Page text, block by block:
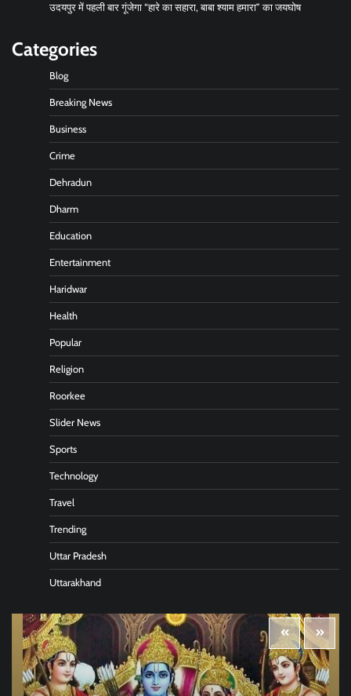
उदयपुर में पहली बार गूंजेगा “हारे का सहारा, बाबा श्याम हमारा” का जयघोष
Categories
Blog
Breaking News
Business
Crime
Dehradun
Dharm
Education
Entertainment
Haridwar
Health
Popular
Religion
Roorkee
Slider News
Sports
Technology
Travel
Trending
Uttar Pradesh
Uttarakhand